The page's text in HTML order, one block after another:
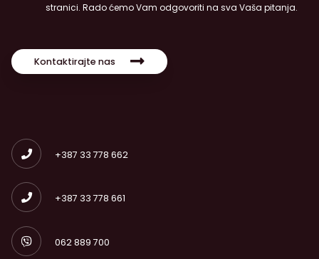
stranici. Rado ćemo Vam odgovoriti na sva Vaša pitanja.
Kontaktirajte nas
+387 33 778 662
+387 33 778 661
062 889 700